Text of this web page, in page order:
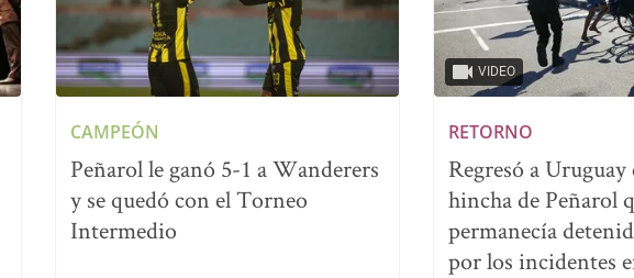
CAMPEÓN
Peñarol le ganó 5-1 a Wanderers
y se quedó con el Torneo
Intermedio
VIDEO
RETORNO
Regresó a
hincha de Peñarol
permanecía
por los incidentes